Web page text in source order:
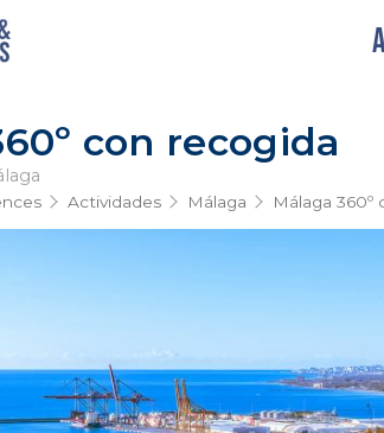
con recogida
Actividades Málaga Málaga 360º